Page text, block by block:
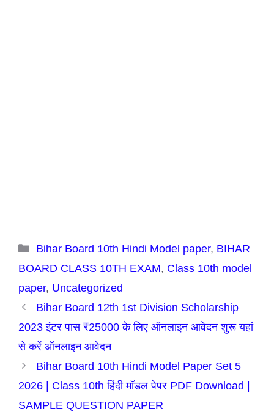
Categories
Bihar Board 10th Hindi Model paper, BIHAR
BOARD CLASS 10TH EXAM, Class 10th model
paper, Uncategorized
Bihar Board 12th 1st Division Scholarship
2023 इंटर पास ₹25000 के लिए ऑनलाइन आवेदन शुरू यहां
से करें ऑनलाइन आवेदन
Bihar Board 10th Hindi Model Paper Set 5
2026 | Class 10th हिंदी मॉडल पेपर PDF Download |
SAMPLE QUESTION PAPER